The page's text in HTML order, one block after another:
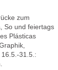
zum
So und feiertags
Plásticas
31.5.: